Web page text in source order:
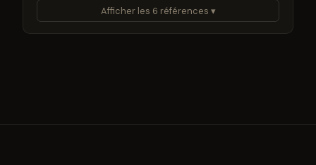
W. Janensch. 1935. Die Schädel der Sauropoden
Afficher les 6 références ▾